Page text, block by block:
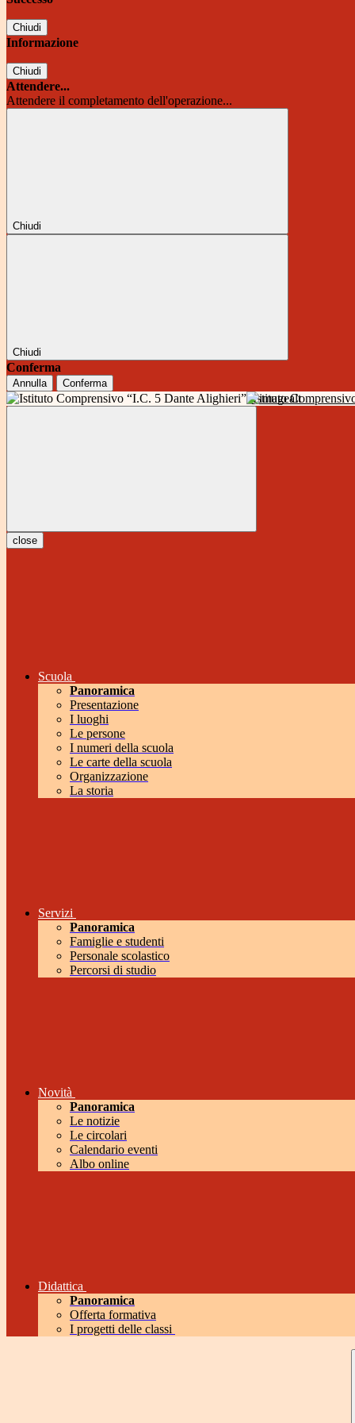
Chiudi
Informazione
Chiudi
Attendere...
Attendere il completamento dell'operazione...
Chiudi
Chiudi
Conferma
Annulla Conferma
Istituto
close
Scuola
Panoramica
Presentazione
I luoghi
Le persone
I numeri della scuola
Le carte della scuola
Organizzazione
La storia
Servizi
Panoramica
Famiglie e studenti
Personale scolastico
Percorsi di studio
Novità
Panoramica
Le notizie
Le circolari
Calendario eventi
Albo online
Didattica
Panoramica
Offerta formativa
I progetti delle classi